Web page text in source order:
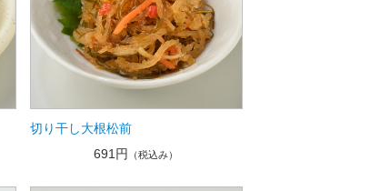
切り干し大根松前
691円
（税込み）